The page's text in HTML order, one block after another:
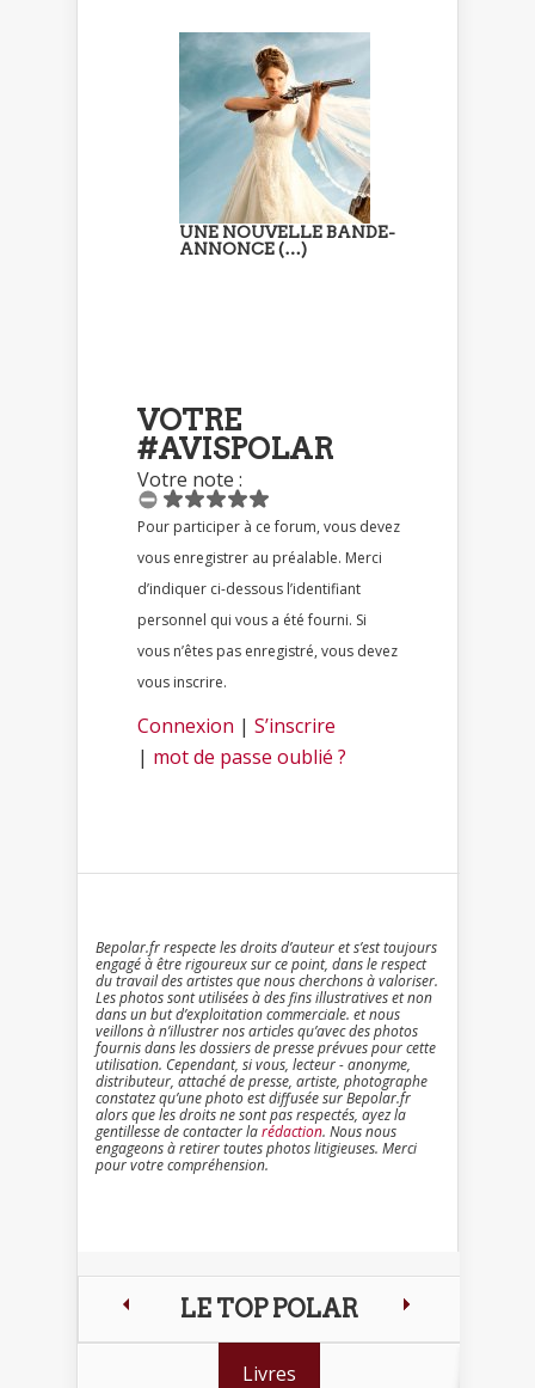
UNE NOUVELLE BANDE-
ANNONCE (…)
VOTRE
#AVISPOLAR
Votre note :
Pour participer à ce forum, vous devez
vous enregistrer au préalable. Merci
d’indiquer ci-dessous l’identifiant
personnel qui vous a été fourni. Si
vous n’êtes pas enregistré, vous devez
vous inscrire.
Connexion | S’inscrire
| mot de passe oublié ?
Bepolar.fr respecte les droits d’auteur et s’est toujours
engagé à être rigoureux sur ce point, dans le respect
du travail des artistes que nous cherchons à valoriser.
Les photos sont utilisées à des fins illustratives et non
dans un but d’exploitation commerciale. et nous
veillons à n’illustrer nos articles qu’avec des photos
fournis dans les dossiers de presse prévues pour cette
utilisation. Cependant, si vous, lecteur - anonyme,
distributeur, attaché de presse, artiste, photographe
constatez qu’une photo est diffusée sur Bepolar.fr
alors que les droits ne sont pas respectés, ayez la
gentillesse de contacter larédaction. Nous nous
engageons à retirer toutes photos litigieuses. Merci
pour votre compréhension.
LE TOP POLAR
Livres